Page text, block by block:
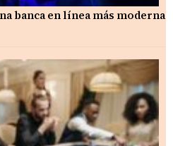
banca en línea más moderna